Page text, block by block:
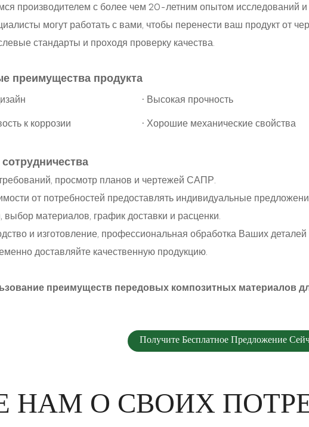
производителем с более чем 20-летним опытом исследований и
могут работать с вами, чтобы перенести ваш продукт от
стандарты и проходя проверку качества.
преимущества продукта
· Высокая прочность
к коррозии · Хорошие механические свойства
просмотр планов и чертежей САПР.
от потребностей предоставлять индивидуальные
выбор материалов, график доставки и расценки.
и изготовление, профессиональная обработка Ваших деталей
доставляйте качественную продукцию.
преимуществ передовых композитных материалов
Получите Бесплатное Предложение
НАМ О СВОИХ